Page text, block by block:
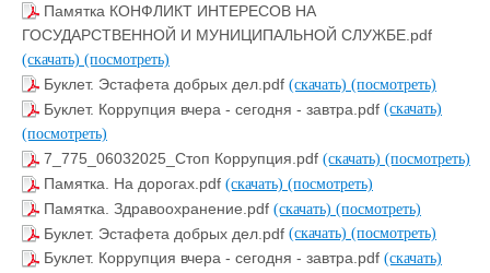
Памятка КОНФЛИКТ ИНТЕРЕСОВ НА
ГОСУДАРСТВЕННОЙ И МУНИЦИПАЛЬНОЙ СЛУЖБЕ.pdf
(скачать) (посмотреть)
Буклет. Эстафета добрых дел.pdf (скачать) (посмотреть)
Буклет. Коррупция вчера - сегодня - завтра.pdf (скачать)
(посмотреть)
7_775_06032025_Стоп Коррупция.pdf (скачать) (посмотреть)
Памятка. На дорогах.pdf (скачать) (посмотреть)
Памятка. Здравоохранение.pdf (скачать) (посмотреть)
Буклет. Эстафета добрых дел.pdf (скачать) (посмотреть)
Буклет. Коррупция вчера - сегодня - завтра.pdf (скачать)